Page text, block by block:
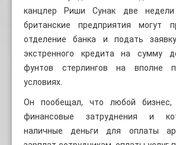
канцлер Риши Сунак две недели
британские предприятия могут
отделение банка и подать
экстренного кредита на сумму
фунтов стерлингов на вполне
условиях.
Он пообещал, что любой бизнес,
финансовые затруднения и
наличные деньги для оплаты